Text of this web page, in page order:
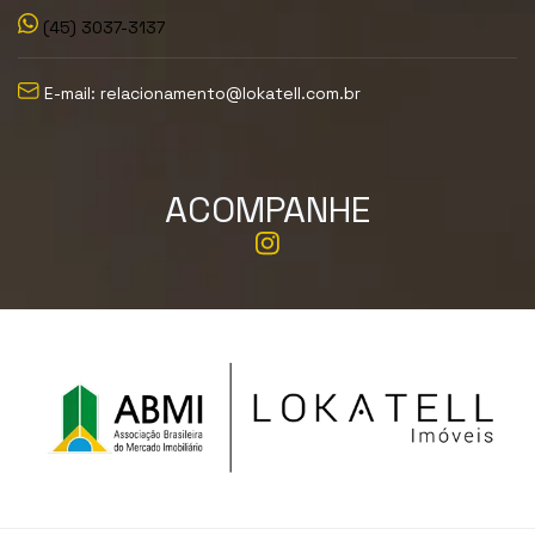
(45) 3037-3137
E-mail: relacionamento@lokatell.com.br
ACOMPANHE